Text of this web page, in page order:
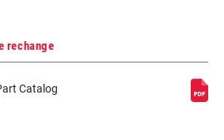
rechange
Catalog